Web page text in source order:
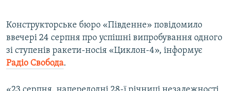
Усі сайти RFE/RL
Конструкторське бюро «Південне» повідомило
ввечері 24 серпня про успішні випробування одного
зі ступенів ракети-носія «Циклон-4», інформує
Радіо Свобода.